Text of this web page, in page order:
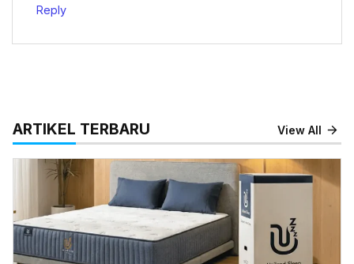
Reply
ARTIKEL TERBARU View All